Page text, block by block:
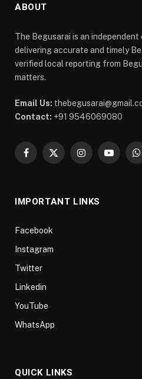
ABOUT
The Begusarai is an
delivering accurate and timely
verified local reporting from
matters.
Email Us:
Contact: +91 9546069080
Facebook
X
InstagramYouTube
IMPORTANT LINKS
Facebook
Instagram
Twitter
Linkedin
YouTube
WhatsApp
QUICK LINKS